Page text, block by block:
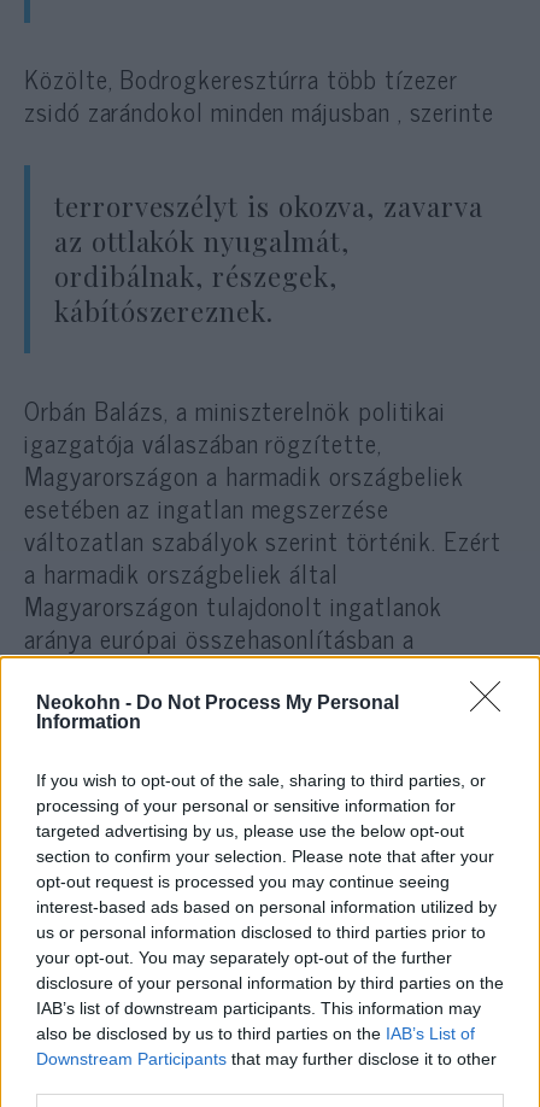
Neokohn - Do Not Process My Personal
Information
If you wish to opt-out of the sale, sharing to third parties, or
processing of your personal or sensitive information for
targeted advertising by us, please use the below opt-out
section to confirm your selection. Please note that after your
opt-out request is processed you may continue seeing
interest-based ads based on personal information utilized by
us or personal information disclosed to third parties prior to
your opt-out. You may separately opt-out of the further
disclosure of your personal information by third parties on the
IAB’s list of downstream participants. This information may
also be disclosed by us to third parties on the IAB’s List of
Downstream Participants that may further disclose it to other
Közölte, Bodrogkeresztúrra több tízezer
zsidó zarándokol minden májusban , szerinte
terrorveszélyt is okozva, zavarva
az ottlakók nyugalmát,
ordibálnak, részegek,
kábítószereznek.
Orbán Balázs, a miniszterelnök politikai
igazgatója válaszában rögzítette,
Magyarországon a harmadik országbeliek
esetében az ingatlan megszerzése
változatlan szabályok szerint történik. Ezért
a harmadik országbeliek által
Magyarországon tulajdonolt ingatlanok
aránya európai összehasonlításban a
legalacsonyabb – közölte.
Elmondta, Bodrogkeresztúron
egyre jelentősebb a vallási
turizmus és ezt összhangba kell
hozni a településen élők
igényeivel. A kormány nem a
vallási turizmussal szemben
uszítók mellé, hanem a település
vezetői mellé áll